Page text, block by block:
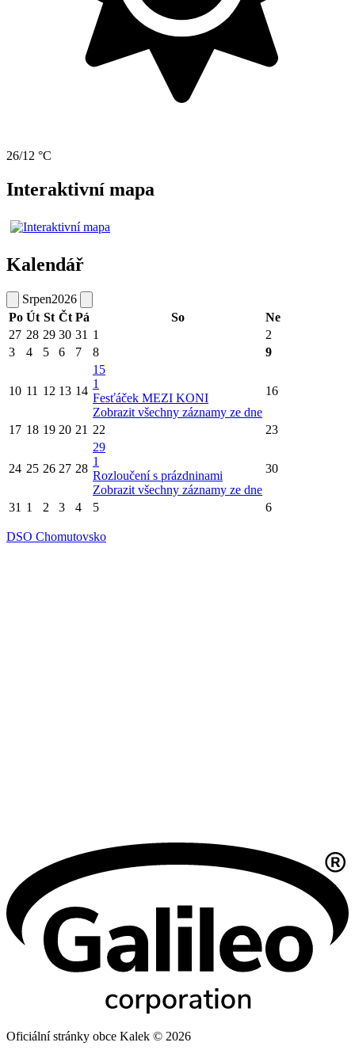
26/12 °C
Interaktivní mapa
Kalendář
Srpen2026
Po Út St Čt Pá So
Ne
27 28 29 30 31 1
2
3
4 5 6 7 8 9
10 11 12 13 14
15
1
Fesťáček MEZI KONI
Zobrazit všechny záznamy ze dne
16
17 18 19 20 21 22 23
24 25 26 27 28
29
1
Rozloučení s prázdninami
Zobrazit všechny záznamy ze dne
30
31 1 2 3 4 5 6
DSO Chomutovsko
Oficiální stránky obce Kalek © 2026